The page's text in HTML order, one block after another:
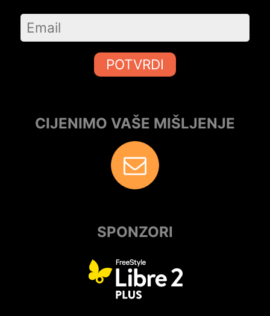
POTVRDI
CIJENIMO VAŠE MIŠLJENJE
SPONZORI